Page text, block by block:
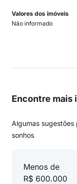
Valores dos imóveis
Não informado
Encontre mais
Algumas
sonhos
Menos de
R$ 600.000